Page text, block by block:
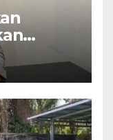
53
di